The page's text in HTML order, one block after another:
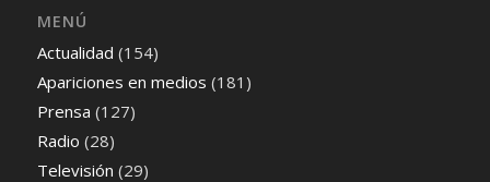
MENÚ
Actualidad (154)
Apariciones en medios (181)
Prensa (127)
Radio (28)
Televisión (29)